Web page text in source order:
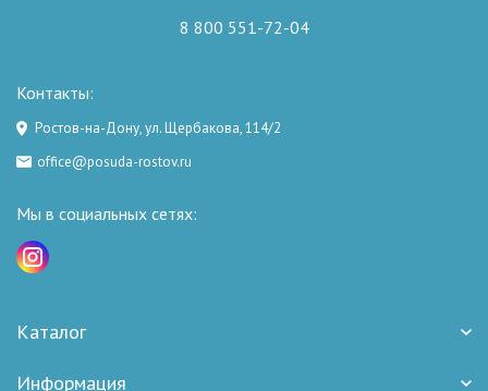
8 800 551-72-04
Контакты:
Ростов-на-Дону, ул. Щербакова, 114/2
office@posuda-rostov.ru
Мы в социальных сетях:
Каталог
Информация